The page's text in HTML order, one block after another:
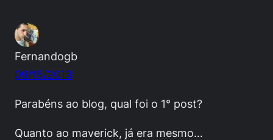
Fernandogb
09/15/2013
Parabéns ao blog, qual foi o 1° post?
Quanto ao maverick, já era mesmo…